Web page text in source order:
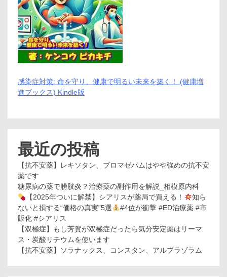
感染症対策: 命を守り、健康で明るい未来を築く！ (健康増
進ブックス) Kindle版
最近の投稿
【抗不安薬】レキソタン、ブロマゼパムはやや強めの抗不安
薬です
糖尿病の薬で膀胱炎？治療薬の副作用を解説_相模原内科
【2025年ついに解禁】シアリスが薬局で買える！
知ら
ないと損する“価格の真実”5選
#4位が衝撃 #ED治療薬 #市
販化 #シアリス
【双極症】もし芳賀が双極症だったら気分安定薬はリーマ
ス・炭酸リチウムを使います
【抗不安薬】ソラナックス、コンスタン、アルプラゾラム